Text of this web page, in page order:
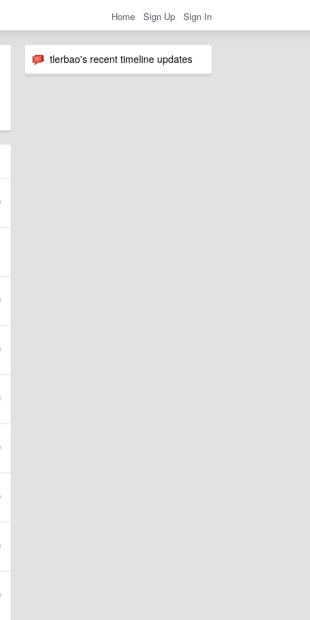
Home Sign Up Sign In
tlerbao's recent timeline updates